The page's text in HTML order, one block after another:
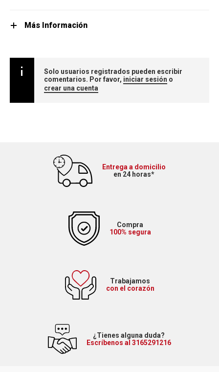
Más Información
Solo usuarios registrados pueden escribir
comentarios. Por favor, iniciar sesión o
crear una cuenta
Entrega a domicilio
en 24 horas*
Compra
100% segura
Trabajamos
con el corazón
¿Tienes alguna duda?
Escríbenos al 3165291216